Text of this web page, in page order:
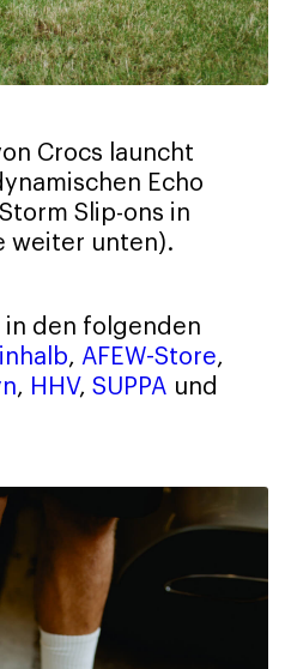
Crocs launcht
Echo
Slip-ons in
weiter unten).
in den folgenden
, AFEW-Store,
, HHV, SUPPA und